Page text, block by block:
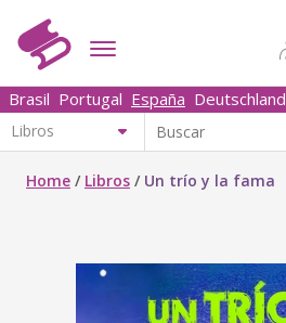
Brasil Portugal España Deutschland
Home / Libros / Un trío y la fama